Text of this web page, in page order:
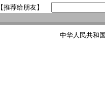
【推荐给朋友】
中华人民共和